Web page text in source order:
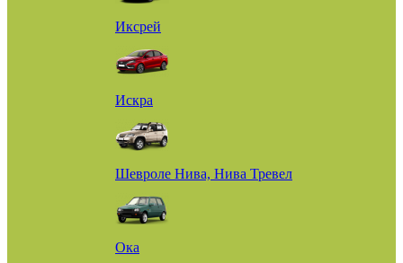
Иксрей
Искра
Шевроле Нива, Нива Тревел
Ока